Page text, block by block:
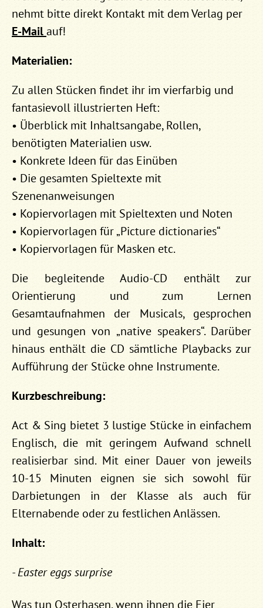
nehmt bitte direkt Kontakt mit dem Verlag per
E-Mailauf!
Materialien:
Zu allen Stücken findet ihr im vierfarbig und
fantasievoll illustrierten Heft:
• Überblick mit Inhaltsangabe, Rollen,
benötigten Materialien usw.
• Konkrete Ideen für das Einüben
• Die gesamten Spieltexte mit
Szenenanweisungen
• Kopiervorlagen mit Spieltexten und Noten
• Kopiervorlagen für „Picture dictionaries“
• Kopiervorlagen für Masken etc.
Die begleitende Audio-CD enthält zur
Orientierung und zum Lernen
Gesamtaufnahmen der Musicals, gesprochen
und gesungen von „native speakers“. Darüber
hinaus enthält die CD sämtliche Playbacks zur
Aufführung der Stücke ohne Instrumente.
Kurzbeschreibung:
Act & Sing bietet 3 lustige Stücke in einfachem
Englisch, die mit geringem Aufwand schnell
realisierbar sind. Mit einer Dauer von jeweils
10-15 Minuten eignen sie sich sowohl für
Darbietungen in der Klasse als auch für
Elternabende oder zu festlichen Anlässen.
Inhalt:
- Easter eggs surprise
Was tun Osterhasen, wenn ihnen die Eier